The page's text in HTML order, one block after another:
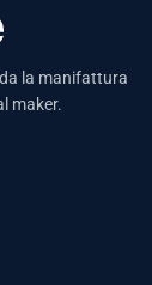
la manifattura
maker.